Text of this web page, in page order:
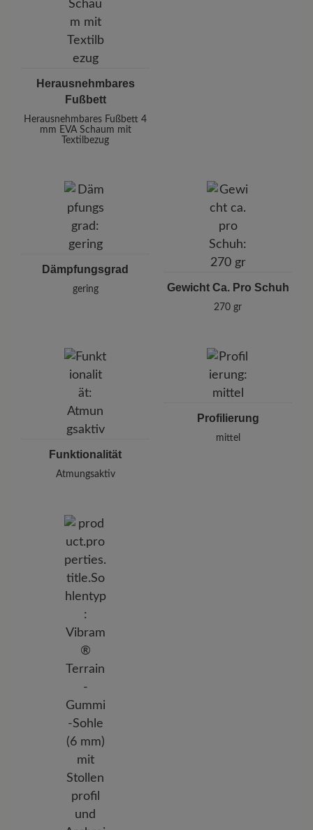
Herausnehmbares
Fußbett
Herausnehmbares Fußbett 4
mm EVA Schaum mit
Textilbezug
Dämpfungsgrad
gering Gewicht Ca. Pro Schuh
270 gr
Funktionalität
Atmungsaktiv
Profilierung
mittel